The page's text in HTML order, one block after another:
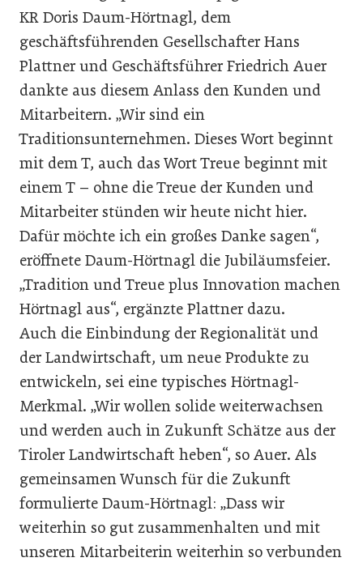
KR Doris Daum-Hörtnagl, dem
geschäftsführenden Gesellschafter Hans
Plattner und Geschäftsführer Friedrich Auer
dankte aus diesem Anlass den Kunden und
Mitarbeitern. „Wir sind ein
Traditionsunternehmen. Dieses Wort beginnt
mit dem T, auch das Wort Treue beginnt mit
einem T – ohne die Treue der Kunden und
Mitarbeiter stünden wir heute nicht hier.
Dafür möchte ich ein großes Danke sagen“,
eröffnete Daum-Hörtnagl die Jubiläumsfeier.
„Tradition und Treue plus Innovation machen
Hörtnagl aus“, ergänzte Plattner dazu.
Auch die Einbindung der Regionalität und
der Landwirtschaft, um neue Produkte zu
entwickeln, sei eine typisches Hörtnagl-
Merkmal. „Wir wollen solide weiterwachsen
und werden auch in Zukunft Schätze aus der
Tiroler Landwirtschaft heben“, so Auer. Als
gemeinsamen Wunsch für die Zukunft
formulierte Daum-Hörtnagl: „Dass wir
weiterhin so gut zusammenhalten und mit
unseren Mitarbeiterin weiterhin so verbunden